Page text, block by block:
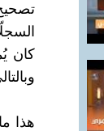
كان
هذا